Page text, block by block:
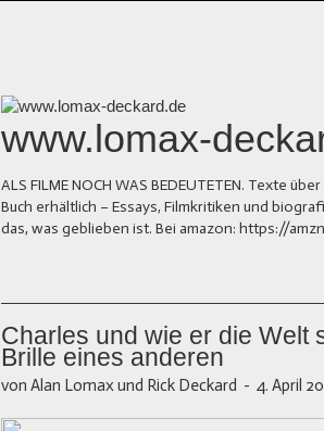
www.lomax-
ALS FILME NOCH WAS BEDEUTETEN. Texte
Buch erhältlich – Essays, Filmkritiken und
das, was geblieben ist. Bei amazon: https://
Charles und wie er die Welt
Brille eines anderen
von Alan Lomax und Rick Deckard - 4. April